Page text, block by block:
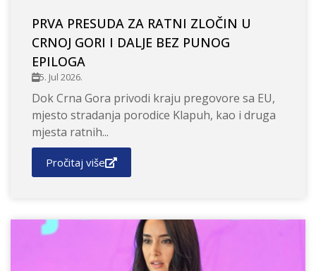
PRVA PRESUDA ZA RATNI ZLOČIN U
CRNOJ GORI I DALJE BEZ PUNOG
EPILOGA
5. Jul 2026.
Dok Crna Gora privodi kraju pregovore sa EU,
mjesto stradanja porodice Klapuh, kao i druga
mjesta ratnih...
Pročitaj više